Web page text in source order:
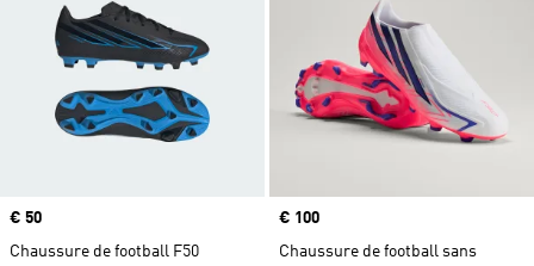
Prix
€ 50
Chaussure de football F50
Prix
€ 100
Chaussure de football sans